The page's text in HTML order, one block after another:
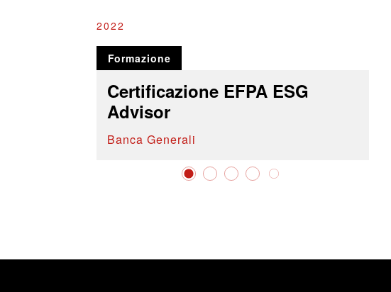
2022
Formazione
Certificazione EFPA ESG
Advisor
Banca Generali